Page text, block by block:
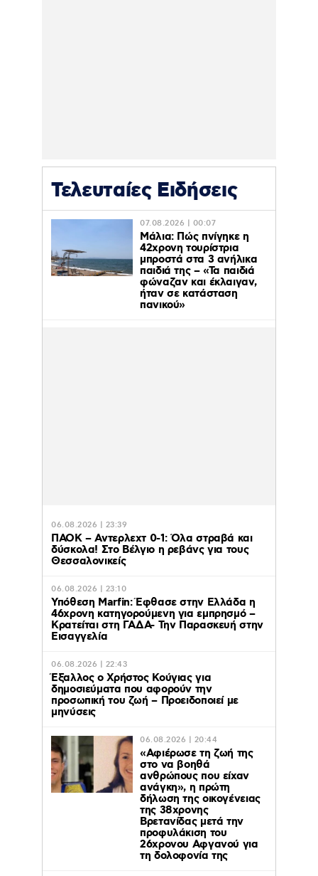
Τελευταίες Ειδήσεις
07.08.2026 | 00:07
Μάλια: Πώς πνίγηκε η
42χρονη τουρίστρια
μπροστά στα 3 ανήλικα
παιδιά της – «Τα παιδιά
φώναζαν και έκλαιγαν,
ήταν σε κατάσταση
πανικού»
06.08.2026 | 23:39
ΠΑΟΚ – Αντερλεχτ 0-1: Όλα στραβά και
δύσκολα! Στο Βέλγιο η ρεβάνς για τους
Θεσσαλονικείς
06.08.2026 | 23:10
Υπόθεση Marfin: Έφθασε στην Ελλάδα η
46χρονη κατηγορούμενη για εμπρησμό –
Κρατείται στη ΓΑΔΑ- Την Παρασκευή στην
Εισαγγελία
06.08.2026 | 22:43
Έξαλλος ο Χρήστος Κούγιας για
δημοσιεύματα που αφορούν την
προσωπική του ζωή – Προειδοποιεί με
μηνύσεις
06.08.2026 | 20:44
«Αφιέρωσε τη ζωή της
στο να βοηθά
ανθρώπους που είχαν
ανάγκη», η πρώτη
δήλωση της οικογένειας
της 38χρονης
Βρετανίδας μετά την
προφυλάκιση του
26χρονου Αφγανού για
τη δολοφονία της